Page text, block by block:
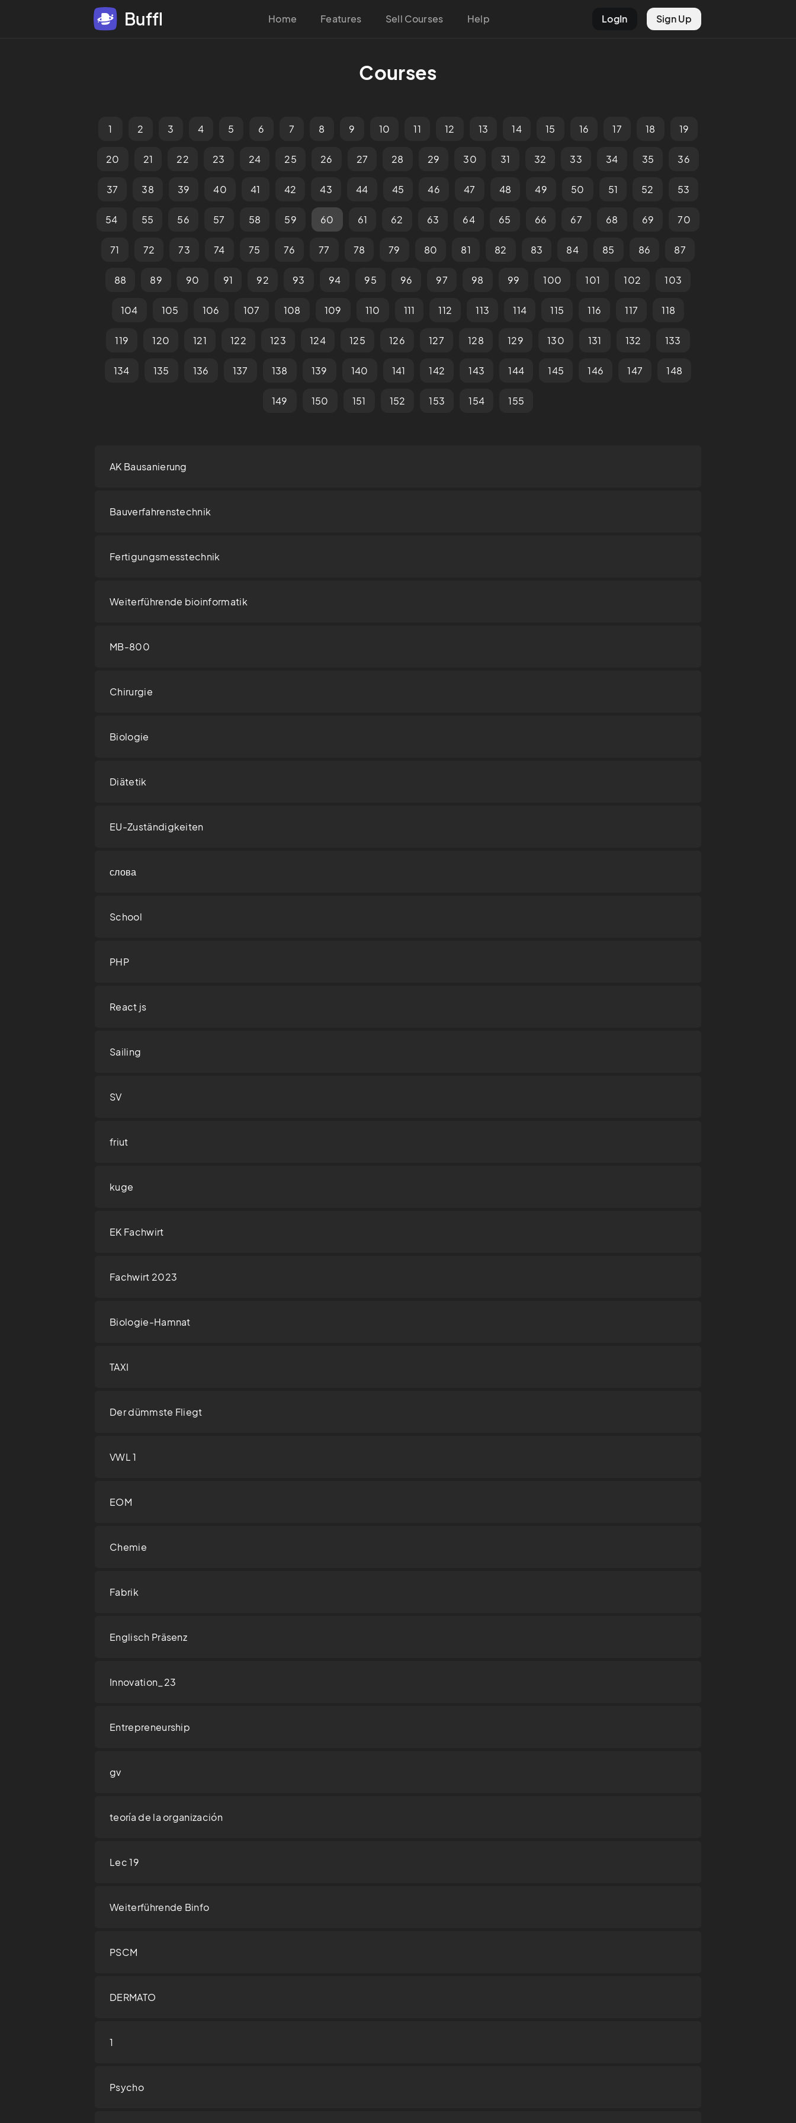
Buffl Home Features Sell Courses Help LogIn Sign Up
Courses
1 2 3 4 5 6 7 8 9 10 11 12 13 14 15 16 17 18 19
20 21 22 23 24 25 26 27 28 29 30 31 32 33 34 35 36
37 38 39 40 41 42 43 44 45 46 47 48 49 50 51 52 53
54 55 56 57 58 59 60 61 62 63 64 65 66 67 68 69 70
71 72 73 74 75 76 77 78 79 80 81 82 83 84 85 86 87
88 89 90 91 92 93 94 95 96 97 98 99 100 101 102 103
104 105 106 107 108 109 110 111 112 113 114 115 116 117 118
119 120 121 122 123 124 125 126 127 128 129 130 131 132 133
134 135 136 137 138 139 140 141 142 143 144 145 146 147 148
149 150 151 152 153 154 155
AK Bausanierung
Bauverfahrenstechnik
Fertigungsmesstechnik
Weiterführende bioinformatik
MB-800
Chirurgie
Biologie
Diätetik
EU-Zuständigkeiten
слова
School
PHP
React js
Sailing
SV
friut
kuge
EK Fachwirt
Fachwirt 2023
Biologie-Hamnat
TAXI
Der dümmste Fliegt
VWL 1
EOM
Chemie
Fabrik
Englisch Präsenz
Innovation_23
Entrepreneurship
gv
teoría de la organización
Lec 19
Weiterführende Binfo
PSCM
DERMATO
1
Psycho